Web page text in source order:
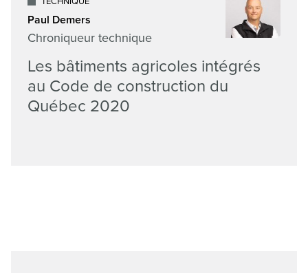
Paul Demers
Chroniqueur technique
Les bâtiments agricoles intégrés
au Code de construction du
Québec 2020